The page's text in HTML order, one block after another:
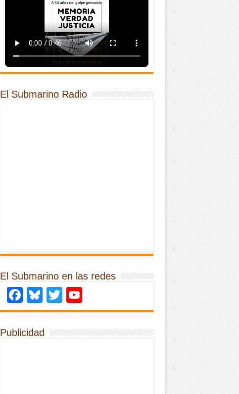
El Submarino Radio
El Submarino en las redes
Facebook
Bluesky
Twitter
Publicidad